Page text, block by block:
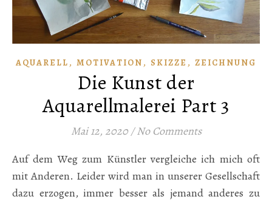
AQUARELL , MOTIVATION , SKIZZE , ZEICHNUNG
Die Kunst der
Aquarellmalerei Part 3
Mai 12, 2020 / No Comments
Auf dem Weg zum Künstler vergleiche ich mich oft
mit Anderen. Leider wird man in unserer Gesellschaft
dazu erzogen, immer besser als jemand anderes zu